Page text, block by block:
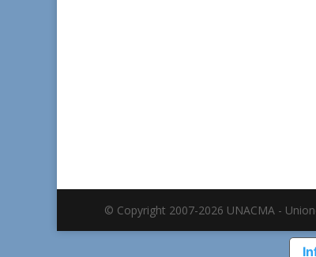
© Copyright 2007-2026 UNACMA -